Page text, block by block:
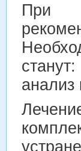
При
анализ